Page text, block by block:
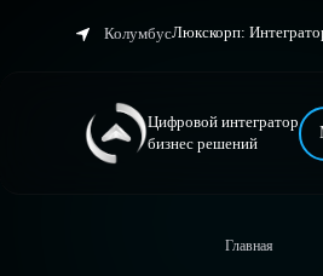
КолумбусЛюкскорп:
Цифровой интегратор
бизнес решений
Главная